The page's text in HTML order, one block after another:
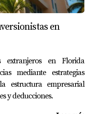
utilizar para
de mercado?
como
actuales del
a la
en
extranjeros en Florida
mediante estrategias
estructura empresarial
y deducciones.